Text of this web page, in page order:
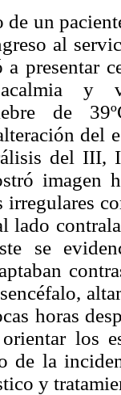
de un
al
a presentar
y
de
del
del
imagen
irregulares
lado
se
horas
los
de la
y